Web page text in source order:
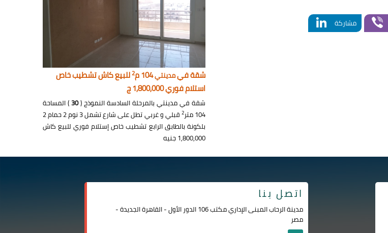
Viberمشاركة LinkedIn
شقة فيمدينتي104 م 2للبيع كاش تشطيب خاص
استلام فوري 1,800,000 ج
شقة في مدينتي بالمرحلة السادسة النموذج (30) المساحة
104 متر
2
قبلي و غربي تطل على شارع تشمل 3 نوم 2 حمام 2
بلكونة بالطابق الرابع تشطيب خاص إستلام فوري للبيع كاش
1,800,000 جنيه
اتصل بنا
مدينة الرحاب المبنى الإداري مكتب 106 الدور الأول - القاهرة الجديدة -
مصر